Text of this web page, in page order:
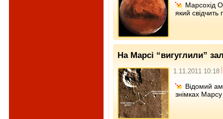
Марсохід
який
На Марсі “вигуглили”
1.11.2011 10:18
Відомий
знімках Марсу